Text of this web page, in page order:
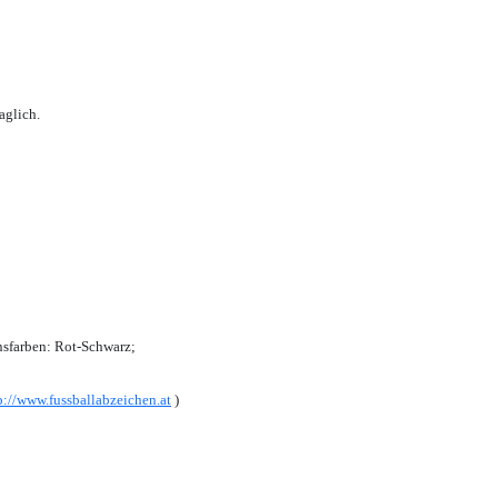
Rot-Schwarz;
www.fussballabzeichen.at )